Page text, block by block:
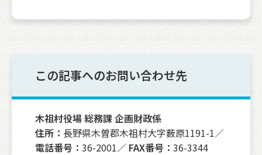
この記事へのお問い合わせ先
木祖村役場 総務課 企画財政係
住所： 長野県木曽郡木祖村大字薮原1191-1／
電話番号： 36-2001／ FAX番号： 36-3344